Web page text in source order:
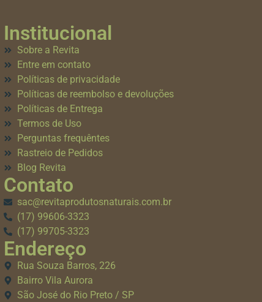
Institucional
Sobre a Revita
Entre em contato
Políticas de privacidade
Políticas de reembolso e devoluções
Políticas de Entrega
Termos de Uso
Perguntas frequêntes
Rastreio de Pedidos
Blog Revita
Contato
sac@revitaprodutosnaturais.com.br
(17) 99606-3323
(17) 99705-3323
Endereço
Rua Souza Barros, 226
Bairro Vila Aurora
São José do Rio Preto / SP